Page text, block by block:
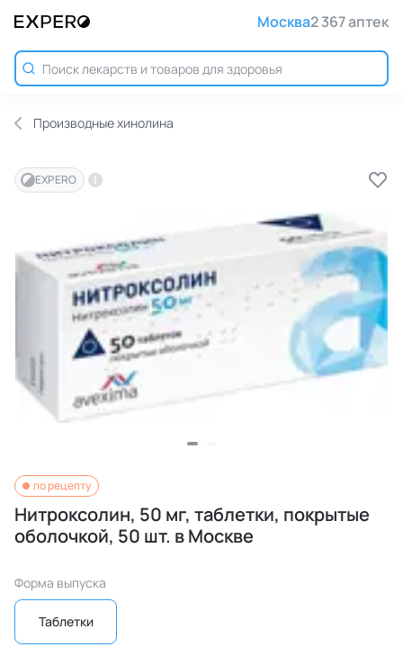
Москва2 367 аптек
Производные хинолина
EXPERO
по рецепту
Нитроксолин, 50 мг, таблетки, покрытые
оболочкой, 50 шт. в Москве
Форма выпуска
Таблетки